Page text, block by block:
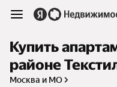
Купить
районе
Москва и МО